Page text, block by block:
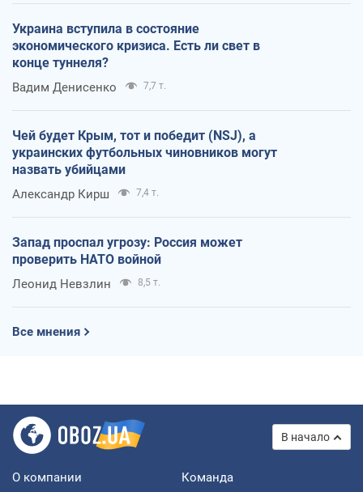
Украина вступила в состояние
экономического кризиса. Есть ли свет в
конце туннеля?
Вадим Денисенко 7,7 т.
Чей будет Крым, тот и победит (NSJ), а
украинских футбольных чиновников могут
назвать убийцами
Александр Кирш 7,4 т.
Запад проспал угрозу: Россия может
проверить НАТО войной
Леонид Невзлин 8,5 т.
Все мнения
В начало
О компании Команда